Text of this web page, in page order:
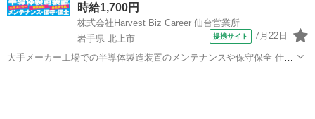
時給1,700円
株式会社Harvest Biz Career 仙台営業所
岩手県 北上市
提携サイト 7月22日
大手メーカー工場での半導体製造装置のメンテナンスや保守保全 仕事